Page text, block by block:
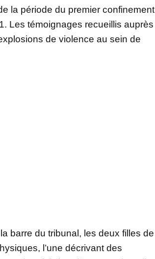
la période du premier confinement
Les témoignages recueillis auprès
de violence au sein de
barre du tribunal, les deux filles de
l’une décrivant des